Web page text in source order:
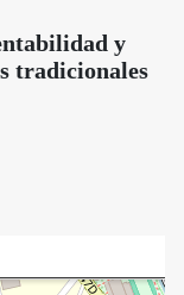
y
tradicionales